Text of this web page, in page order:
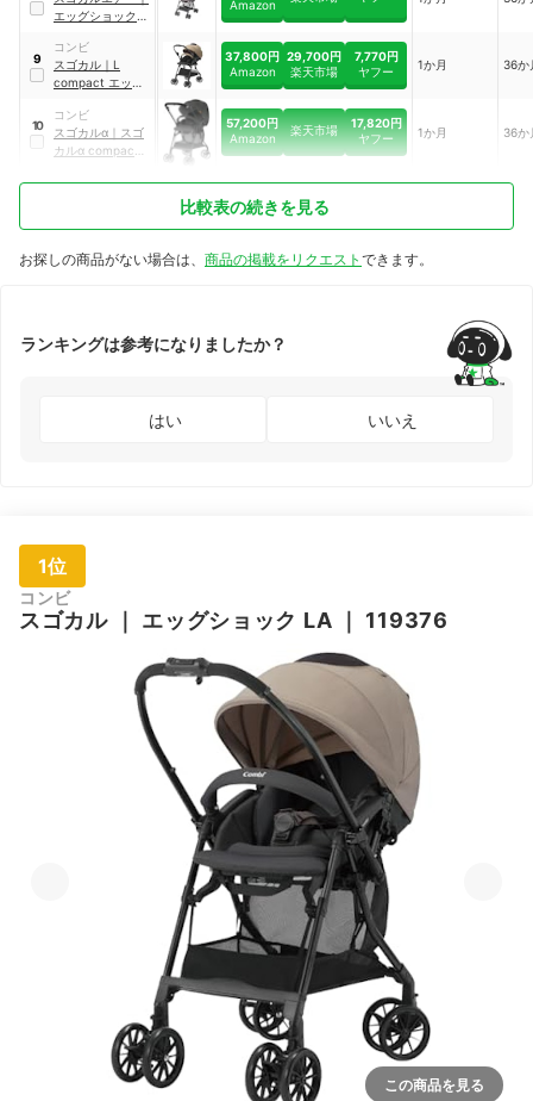
エッグショック
Amazon
9
コンビ
スゴカル ｜ L
compact エッグ
119888
37,800円
Amazon
29,700円
楽天市場
7,770円
ヤフー
1か月 36か
10
コンビ
スゴカルα ｜ スゴ
カルα compact
AW
57,200円
Amazon
楽天市場
17,820円
ヤフー
1か月 36か
比較表の続きを見る
お探しの商品がない場合は、 商品の掲載をリクエスト できます。
ランキングは参考になりましたか？
はい いいえ
1位
コンビ
スゴカル｜ エッグショック LA 119376
この商品を見る